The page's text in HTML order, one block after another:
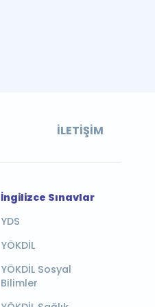
İLETIŞIM
İngilizce Sınavlar
YDS
YÖKDİL
YÖKDİL Sosyal
Bilimler